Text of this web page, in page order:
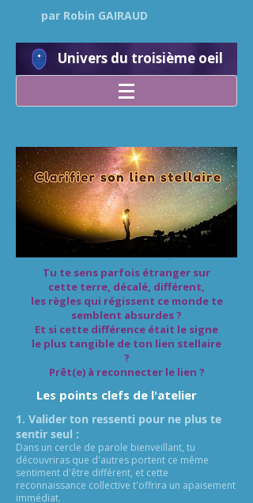
par Robin GAIRAUD
Univers du troisième oeil
Tu te sens parfois étranger sur
cette terre, décalé, différent,
les règles qui régissent ce monde te
semblent absurdes ?
Et si cette différence était le signe
le plus tangible de ton lien stellaire
?
Prêt(e) à reconnecter le lien ?
Les points clefs de l'atelier
1. Valider ton ressenti pour ne plus te
sentir seul :
Dans un cercle de parole bienveillant, tu
découvriras que d'autres portent ce même
sentiment d'être différent, et cette
reconnaissance collective t'offrira un apaisement
immédiat.